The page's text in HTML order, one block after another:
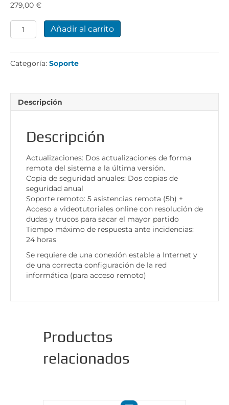
279,00 €
Plan
Soporte
cantidad
Añadir al carrito
Categoría: Soporte
Descripción
Descripción
Actualizaciones: Dos actualizaciones de forma
remota del sistema a la última versión.
Copia de seguridad anuales: Dos copias de
seguridad anual
Soporte remoto: 5 asistencias remota (5h) +
Acceso a videotutoriales online con resolución de
dudas y trucos para sacar el mayor partido
Tiempo máximo de respuesta ante incidencias:
24 horas
Se requiere de una conexión estable a Internet y
de una correcta configuración de la red
informática (para acceso remoto)
Productos
relacionados